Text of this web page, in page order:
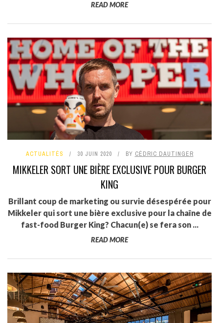
READ MORE
ACTUALITÉS 30 JUIN 2020 BY CÉDRIC DAUTINGER
MIKKELER SORT UNE BIÈRE EXCLUSIVE POUR BURGER
KING
Brillant coup de marketing ou survie désespérée pour
Mikkeler qui sort une bière exclusive pour la chaîne de
fast-food Burger King? Chacun(e) se fera son ...
READ MORE